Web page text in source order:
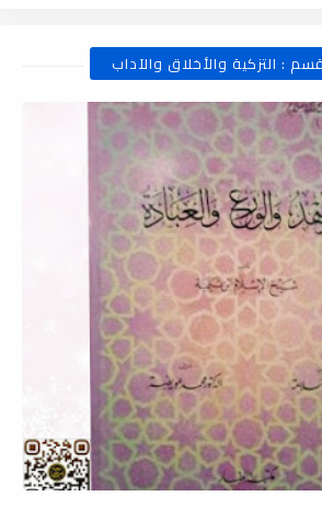
: التزكية والأخلاق والآداب